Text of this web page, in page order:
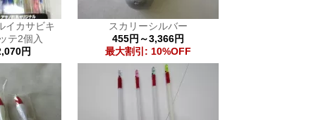
イカサビキ
テ2個入
円
スカリーシルバー
455円～3,366円
最大割引: 10%OFF